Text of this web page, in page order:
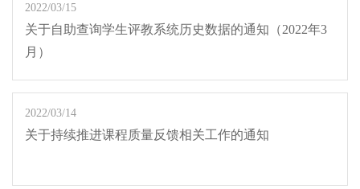
2022/03/15
关于自助查询学生评教系统历史数据的通知（2022年3
月）
2022/03/14
关于持续推进课程质量反馈相关工作的通知